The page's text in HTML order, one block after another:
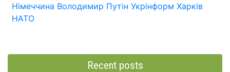
Німеччина Володимир Путін Укрінформ Харків
НАТО
Recent posts